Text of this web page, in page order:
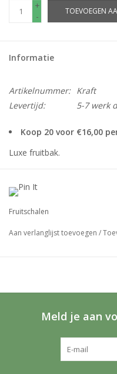
+
-
TOEVOEGEN
Informatie
Artikelnummer: Kraft
Levertijd:
5-7 werk
Koop 20 voor €16,00
Luxe fruitbak.
Maat: 250x180x75mm
Verpakt per: 25stuks
Kleur: bruin kraft (ECO look)
probleem!
Fruitschalen
Aan verlanglijst toevoegen /
Meld je aan